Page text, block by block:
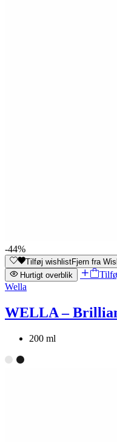
-44%
Tilføj wishlistFjern fra
Hurtigt overblik
Wella
WELLA –
200 ml